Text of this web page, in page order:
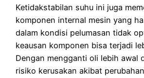
Ketidakstabilan suhu ini juga
komponen internal mesin yang
dalam kondisi pelumasan tidak
keausan komponen bisa terjadi
Dengan mengganti oli lebih awal
risiko kerusakan akibat